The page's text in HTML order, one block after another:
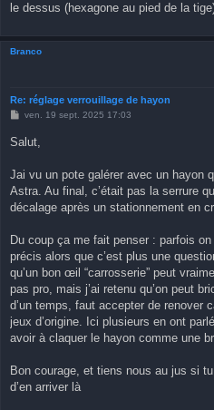
le dessus (hexagone au pied de la
Branco
Re: réglage verrouillage de hayon
M
s
g
e
ven. 19 sept. 2025 17:03
Salut,
Jai vu un pote galérer avec un hayon
Astra. Au final, c’était pas la serrure
décalage après un stationnement en
Du coup ça me fait penser : parfois
précis alors que c’est plus une
qu’un bon œil “carrosserie” peut
pas pro, mais j’ai retenu qu’on peut
d’un temps, faut accepter de renover
jeux d’origine. Ici plusieurs en ont
avoir à claquer le hayon comme une
Bon courage, et tiens nous au jus si
d’en arriver là